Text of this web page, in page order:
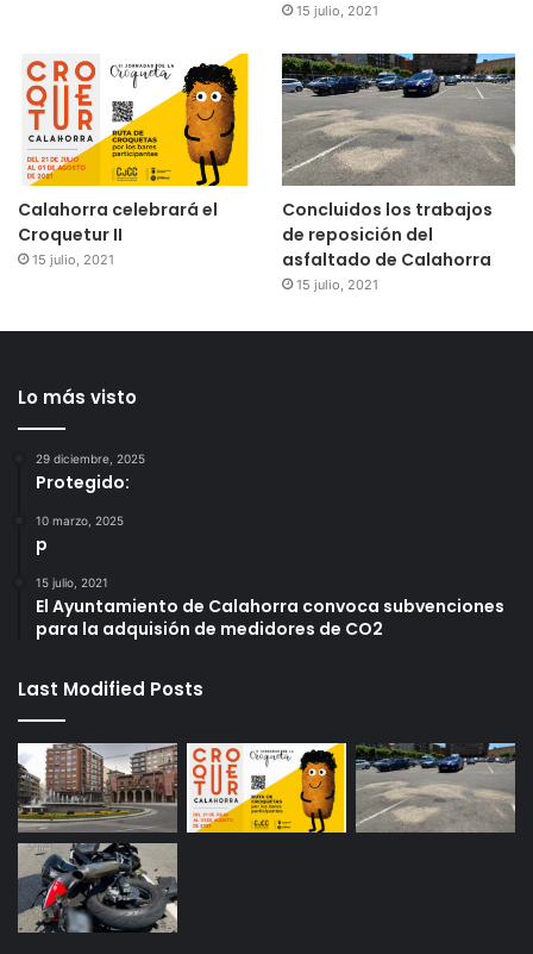
15 julio, 2021
Calahorra celebrará el
Croquetur II
15 julio, 2021
Concluidos los trabajos
de reposición del
asfaltado de Calahorra
15 julio, 2021
Lo más visto
29 diciembre, 2025
Protegido:
10 marzo, 2025
p
15 julio, 2021
El Ayuntamiento de Calahorra convoca subvenciones
para la adquisión de medidores de CO2
Last Modified Posts